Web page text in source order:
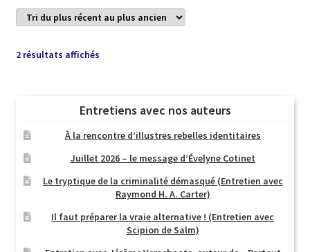
2 résultats affichésTrié
au
plus
Entretiens avec nos auteurs
À la rencontre d’illustres rebelles identitaires
Juillet 2026 – le message d’Évelyne Cotinet
Le tryptique de la criminalité démasqué (Entretien avec
Raymond H. A. Carter)
Il faut préparer la vraie alternative ! (Entretien avec
Scipion de Salm)